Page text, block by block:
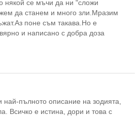
някой се мъчи да ни "сложи
да станем и много зли.Мразим
поне съм такава.Но е
и написано с добра доза
най-пълното описание на зодията,
Всичко е истина, дори и това с